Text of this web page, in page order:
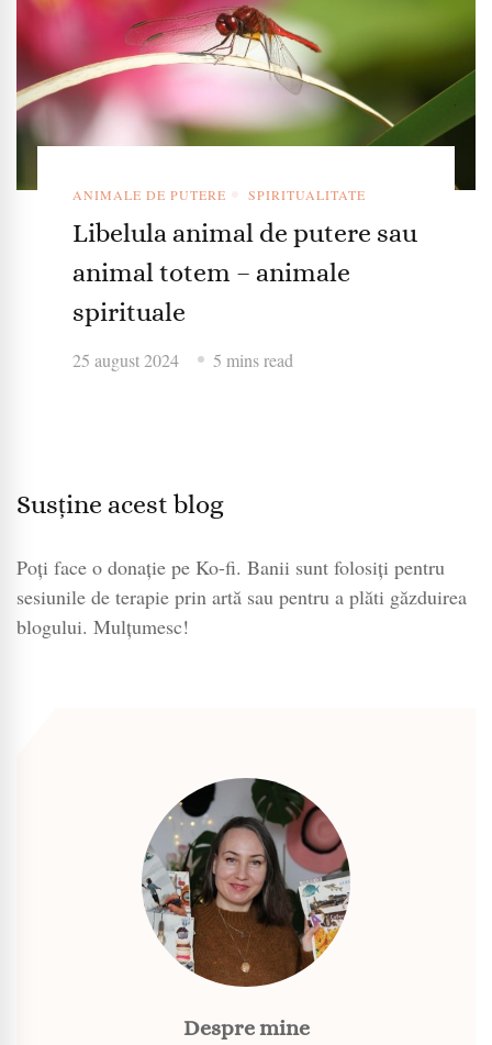
ANIMALE DE PUTERE SPIRITUALITATE
Libelula animal de putere sau
animal totem – animale
spirituale
25 august 2024 5 mins read
Susține acest blog
Poți face o donație pe Ko-fi. Banii sunt folosiți pentru
sesiunile de terapie prin artă sau pentru a plăti găzduirea
blogului. Mulțumesc!
Despre mine